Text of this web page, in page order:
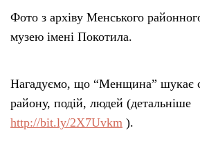
Фото з архіву Менського
музею імені Покотила.
Нагадуємо, що “Менщина” шукає
району, подій, людей (детальніше
http://bit.ly/2X7Uvkm ).